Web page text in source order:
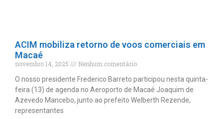
ACIM mobiliza retorno de voos comerciais em
Macaé
novembro 14, 2025
Nenhum comentário
O nosso presidente Frederico Barreto participou nesta quinta-
feira (13) de agenda no Aeroporto de Macaé Joaquim de
Azevedo Mancebo, junto ao prefeito Welberth Rezende,
representantes